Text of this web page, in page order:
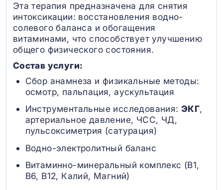
Эта терапия предназначена для снятия
интоксикации: восстановления водно-
солевого баланса и обогащения
витаминами, что способствует улучшению
общего физического состояния.
Состав услуги:
Сбор анамнеза и физикальные методы:
осмотр, пальпация, аускультация
Инструментальные исследования: ЭКГ,
артериальное давление, ЧСС, ЧД,
пульсоксиметрия (сатурация)
Водно-электролитный баланс
Витаминно-минеральный комплекс (B1,
B6, В12, Калий, Магний)